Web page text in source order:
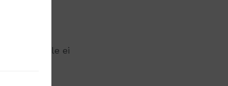
müügile ei
asemel